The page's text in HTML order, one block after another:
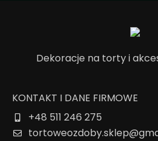
Dekoracje na torty i
KONTAKT I DANE FIRMOWE
+48 511 246 275